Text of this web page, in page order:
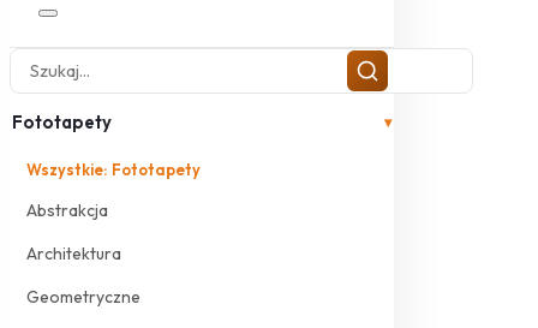
Fototapety ▾
Wszystkie: Fototapety
Abstrakcja
Architektura
Geometryczne